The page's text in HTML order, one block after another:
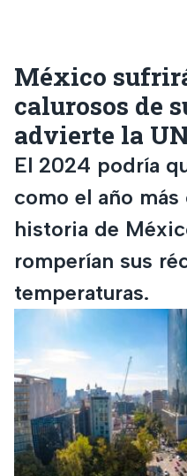
México
calurosos de
advierte la
El 2024 podría
como el año más
historia de
romperían sus
temperaturas.